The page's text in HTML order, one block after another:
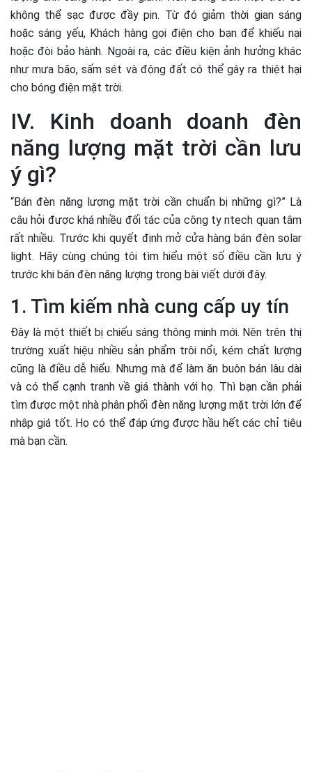
không thể sạc được đầy pin. Từ đó giảm thời gian sáng
hoặc sáng yếu, Khách hàng gọi điện cho bạn để khiếu nại
hoặc đòi bảo hành. Ngoài ra, các điều kiện ảnh hưởng khác
như mưa bão, sấm sét và động đất có thể gây ra thiệt hại
cho bóng điện mặt trời.
IV. Kinh doanh doanh đèn
năng lượng mặt trời cần lưu
ý gì?
“Bán đèn năng lượng mặt trời cần chuẩn bị những gì?” Là
câu hỏi được khá nhiều đối tác của công ty ntech quan tâm
rất nhiều. Trước khi quyết định mở cửa hàng bán đèn solar
light. Hãy cùng chúng tôi tìm hiểu một số điều cần lưu ý
trước khi bán đèn năng lượng trong bài viết dưới đây.
1. Tìm kiếm nhà cung cấp uy tín
Đây là một thiết bị chiếu sáng thông minh mới. Nên trên thị
trường xuất hiệu nhiều sản phẩm trôi nổi, kém chất lượng
cũng là điều dễ hiểu. Nhưng mà để làm ăn buôn bán lâu dài
và có thể cạnh tranh về giá thành với họ. Thì bạn cần phải
tìm được một nhà phân phối đèn năng lượng mặt trời lớn để
nhập giá tốt. Họ có thể đáp ứng được hầu hết các chỉ tiêu
mà bạn cần.